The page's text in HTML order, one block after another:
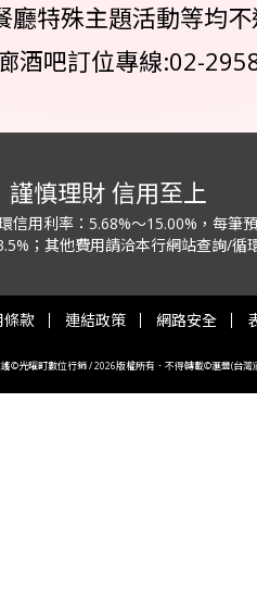
廳特殊主題活動等均
酒吧訂位專線:02-
謹慎理財 信用至上
信用利率： 5.68%～15.00%，每筆
； 其他費用請洽本行網站查詢/循
條款 連結政策 網路安全
©光曜町數位行銷 / 2026版權所有．不得轉載©滙豐(台灣